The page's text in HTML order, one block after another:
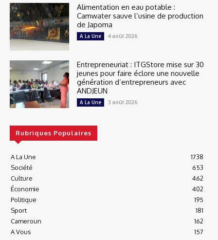
Alimentation en eau potable :
Camwater sauve l’usine de production
de Japoma
A La Une 4 août 2026
Entrepreneuriat : ITGStore mise sur 30
jeunes pour faire éclore une nouvelle
génération d’entrepreneurs avec
ANDJEUN
A La Une 3 août 2026
Rubriques Populaires
A La Une
1738
Société
653
Culture
462
Économie
402
Politique
195
Sport
181
Cameroun
162
A Vous
157